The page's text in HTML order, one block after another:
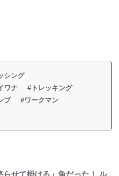
シング
ワナ
#トレッキング
プ
#ワークマン
らせて掛ける」魚だった！ ル